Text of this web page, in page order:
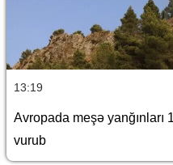
13:19
Avropada meşə
vurub